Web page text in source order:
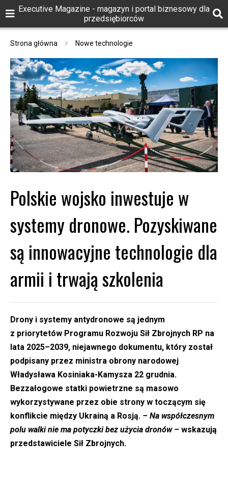
Executive Magazine - magazyn i portal biznesowy dla
przedsiębiorców
Strona główna Nowe technologie
Polskie wojsko inwestuje w
systemy dronowe. Pozyskiwane
są innowacyjne technologie dla
armii i trwają szkolenia
Drony i systemy antydronowe są jednym
z priorytetów Programu Rozwoju Sił Zbrojnych RP na
lata 2025–2039, niejawnego dokumentu, który został
podpisany przez ministra obrony narodowej
Władysława Kosiniaka-Kamysza 22 grudnia.
Bezzałogowe statki powietrzne są masowo
wykorzystywane przez obie strony w toczącym się
konflikcie między Ukrainą a Rosją. – Na współczesnym
polu walki nie ma potyczki bez użycia dronów – wskazują
przedstawiciele Sił Zbrojnych.